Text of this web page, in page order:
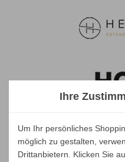
Ihre
Um Ihr persönliches
möglich zu gestalten,
Drittanbietern. Klicken Sie